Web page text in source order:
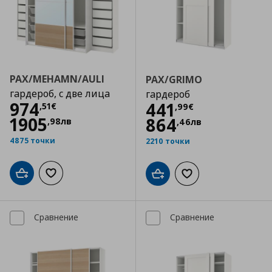
PAX/MEHAMN/AULI
гардероб, с две лица
974,51€
Цена
1905,98лв
4875 точки
Добави в кошницата
Добави към списъка с любими
PAX/GRIMO
гардероб
441 ,99€
Цена
864,46лв
2210 точки
Добави в кошницата
Добави към
Сравнение Сравнение